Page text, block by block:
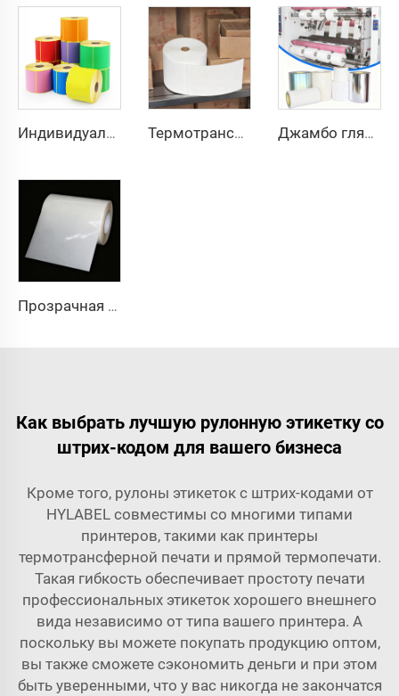
Индивидуальный размер 102x150 102x152, печатная этикетка, термотрансферная накладная, клеевая метка, цветная термоэтикетка 4x6 дюйма для доставки Термотрансферная этикетка размером 102x152, полуматовая бумага, клеевая транспортная накладная, стикер-этикетка 4x6 дюймов для термопечати при доставке Джамбо глянцевая пленка ПП, ПЭТ, ПЭ, материал для этикеток, самоклеящаяся бумага, полиэтиленовая наклейка, рулон синтетической этикетки джамбо
Прозрачная самоклеящаяся синтетическая пленка из ПП, ПЭ, ПЭТ, прозрачная этикеточная бумага, рулон джамбо
Как выбрать лучшую рулонную этикетку со
штрих-кодом для вашего бизнеса
Кроме того, рулоны этикеток с штрих-кодами от
HYLABEL совместимы со многими типами
принтеров, такими как принтеры
термотрансферной печати и прямой термопечати.
Такая гибкость обеспечивает простоту печати
профессиональных этикеток хорошего внешнего
вида независимо от типа вашего принтера. А
поскольку вы можете покупать продукцию оптом,
вы также сможете сэкономить деньги и при этом
быть уверенными, что у вас никогда не закончатся